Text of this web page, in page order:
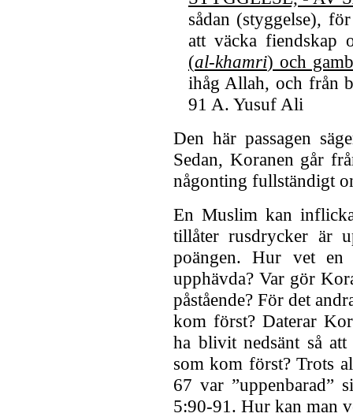
sådan (styggelse),
att väcka fiendskap
(al-khamri) och
ihåg Allah, och från
91 A. Yusuf Ali
Den här passagen
Sedan, Koranen går
någonting fullständigt
En Muslim kan
tillåter rusdrycker är
poängen. Hur vet
upphävda? Var gör
påstående? För det
kom först? Daterar
ha blivit nedsänt så
som kom först? Trots
67 var ”uppenbarad”
5:90-91. Hur kan man